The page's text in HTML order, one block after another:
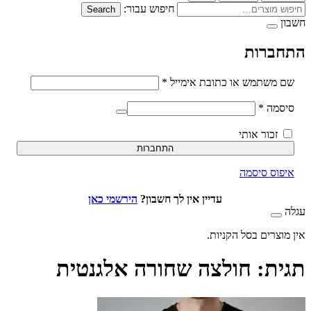
חיפוש עבור: Search
משתמש או כתובת אימייל*חובה
*חובה
זכור אותי
התחברות
סיסמה
עדיין אין לך חשבון?הירשמי כאן
בסל הקניות.
חולצה שחורה אלגנטית